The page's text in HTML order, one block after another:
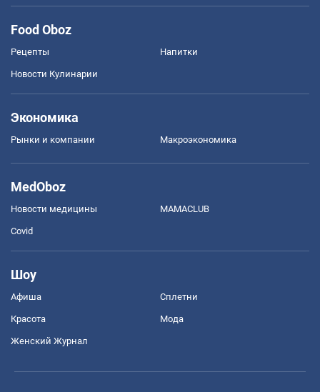
Food Oboz
Рецепты Напитки
Новости Кулинарии
Экономика
Рынки и компании Mакроэкономика
MedOboz
Новости медицины MAMACLUB
Covid
Шоу
Афиша Сплетни
Красота Мода
Женский Журнал